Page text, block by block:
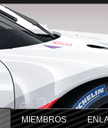
MIEMBROS